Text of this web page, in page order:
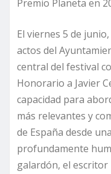
Premio Planeta en
El viernes 5 de
actos del
central del festival
Honorario a Javier
capacidad para
más relevantes y
de España desde
profundamente
galardón, el